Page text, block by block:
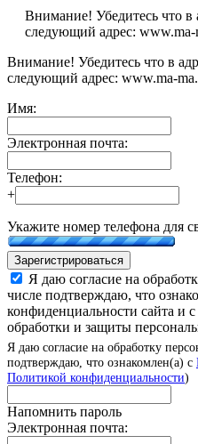
Внимание! Убедитесь что в
следующий адрес: www.ma-
Внимание! Убедитесь что в
следующий адрес: www.ma-
Имя:
Электронная почта:
Телефон:
+
Укажите номер телефона для
Зарегистрироваться
Я даю согласие на
числе подтверждаю, что
конфиденциальности сайта и
обработки и защиты
Я даю согласие на обработку
подтверждаю, что ознакомлен(а) с
Политикой конфиденциальности)
Напомнить пароль
Электронная почта: